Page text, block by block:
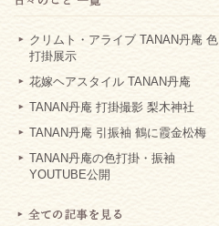
クリムト・アライブ TANAN丹庵 色
打掛展示
花嫁ヘアスタイル TANAN丹庵
TANAN丹庵 打掛撮影 梨木神社
TANAN丹庵 引振袖 鶴に霞金松梅
TANAN丹庵の色打掛・振袖
YOUTUBE公開